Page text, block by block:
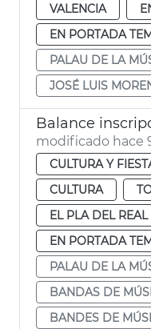
VALENCIA
EN PORTADA
PALAU DE LA
JOSÉ LUIS
modificado hace
CULTURA Y
CULTURA
EL PLA DEL REAL
EN PORTADA
PALAU DE LA
BANDAS DE
BANDES DE